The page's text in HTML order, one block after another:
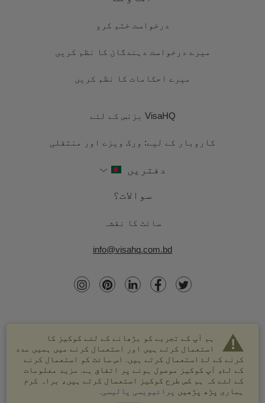
ہم آپ کے تجربے کو بڑھانے کے لئے کوکیز کا
استعمال کرتے ہیں اور استعمال کرنے میں ہمیں مدد
کرنے کے لۓ استعمال کرتے ہیں. اس سائٹ کو استعمال کرنے
کے لۓ، آپ کوکیز موصول ہونے پر اتفاق ہے. مزید معلومات
کے لئے کہ ہم کس طرح کوکیز استعمال کرتے ہیں، براہ کرم
ہماری پڑھ پڑھیں
پرائیویسی پالیسی
درخواست ختم کرو
میرے درخواست دہندگان کا نظم کریں
میرے احکامات کا نظم کریں
VisaHQ بزنس کے لئے
کاروبار کے لیے: ورک ویزے اور منتقلی
دفتریں
سوالات؟
سائٹ کا نقشہ
info@visahq.com.bd
© 2003-2026 VisaHQ.com، انک. تمام حقوق محفوظ ہیں۔